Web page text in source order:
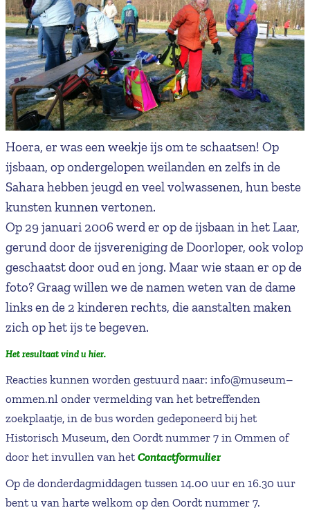
Hoera, er was een weekje ijs om te schaatsen! Op
ijsbaan, op ondergelopen weilanden en zelfs in de
Sahara hebben jeugd en veel volwassenen, hun beste
kunsten kunnen vertonen.
Op 29 januari 2006 werd er op de ijsbaan in het Laar,
gerund door de ijsvereniging de Doorloper, ook volop
geschaatst door oud en jong. Maar wie staan er op de
foto? Graag willen we de namen weten van de dame
links en de 2 kinderen rechts, die aanstalten maken
zich op het ijs te begeven.
Het resultaat vind u hier.
Reacties kunnen worden gestuurd naar: info@museum–
ommen.nl onder vermelding van het betreffenden
zoekplaatje, in de bus worden gedeponeerd bij het
Historisch Museum, den Oordt nummer 7 in Ommen of
door het invullen van het Contactformulier
Op de donderdagmiddagen tussen 14.00 uur en 16.30 uur
bent u van harte welkom op den Oordt nummer 7.